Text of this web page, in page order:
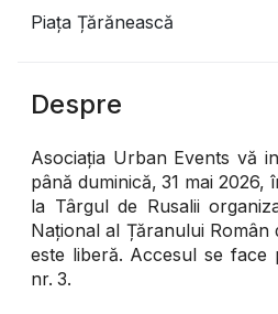
Piața Țărănească
Despre
Asociația Urban Events vă
până duminică, 31 mai 2026,
la Târgul de Rusalii
Național al Țăranului
este liberă. Accesul se face
nr. 3.